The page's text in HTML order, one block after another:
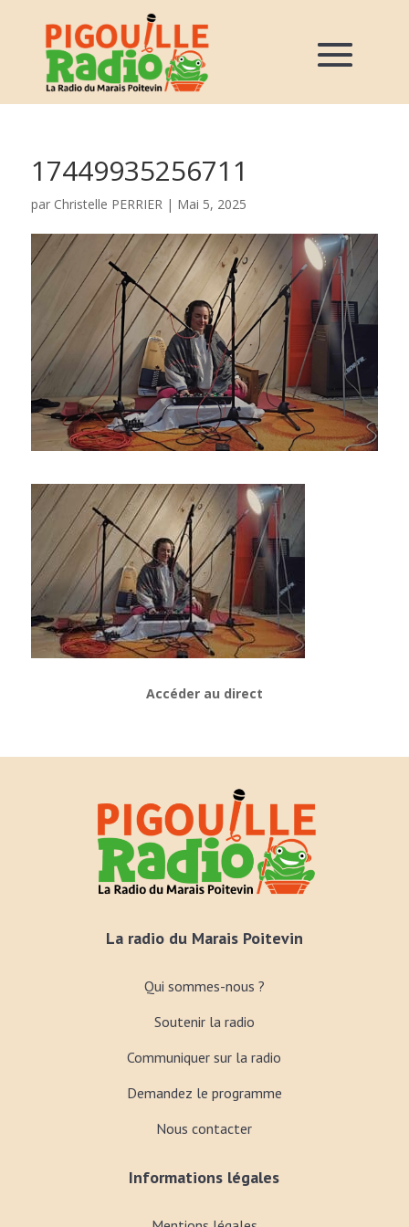
17449935256711
par Christelle PERRIER| Mai 5, 2025
Accéder au direct
La radio du Marais Poitevin
Qui sommes-nous ?
Soutenir la radio
Communiquer sur la radio
Demandez le programme
Nous contacter
Informations légales